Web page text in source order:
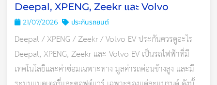
Deepal, XPENG, Zeekr และ Volvo
21/07/2026 ประกันรถยนต์
Deepal / XPENG / Zeekr / Volvo EV ประกันควรดูอะไร
Deepal, XPENG, Zeekr และ Volvo EV เป็นรถไฟฟ้าที่มี
เทคโนโลยีและค่าซ่อมเฉพาะทาง มูลค่ารถค่อนข้างสูง และมี